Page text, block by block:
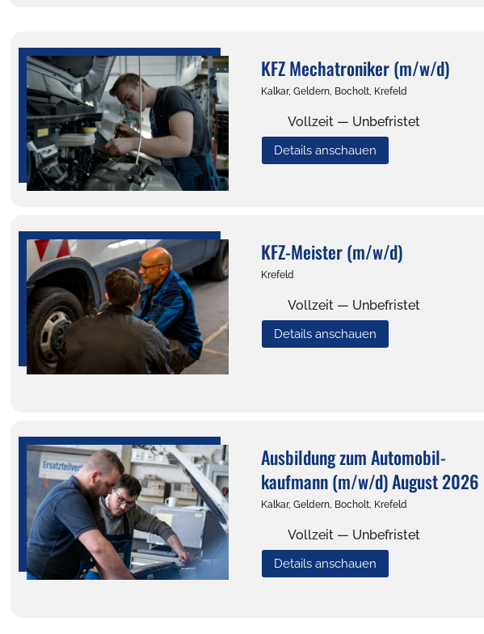
KFZ Mechatroniker (m/w/d)
Kalkar, Geldern, Bocholt, Krefeld
Vollzeit — Unbefristet
Details anschauen
KFZ-Meister (m/w/d)
Krefeld
Vollzeit — Unbefristet
Details anschauen
Ausbildung zum Automobil­
kaufmann (m/w/d) August 2026
Kalkar, Geldern, Bocholt, Krefeld
Vollzeit — Unbefristet
Details anschauen